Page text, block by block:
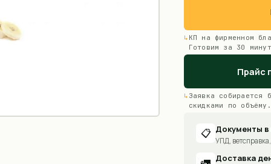
КП на фирменном
Готовим за 30
Прайс
Заявка собирается
скидками по объёму.
📋 Документы в
УПД,
Доставка